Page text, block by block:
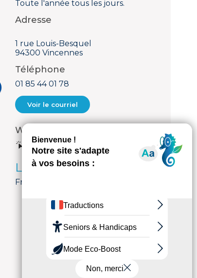
Toute l'année tous les jours.
Adresse
1 rue Louis-Besquel
94300 Vincennes
Téléphone
01 85 44 01 78
Voir le courriel
Web
Voir le site internet
Langues parlées
Français